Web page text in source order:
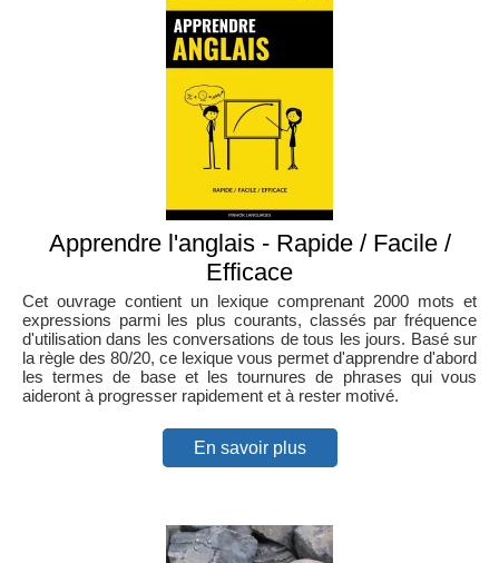
Apprendre l'anglais - Rapide / Facile /
Efficace
Cet ouvrage contient un lexique comprenant 2000 mots et
expressions parmi les plus courants, classés par fréquence
d'utilisation dans les conversations de tous les jours. Basé sur
la règle des 80/20, ce lexique vous permet d'apprendre d'abord
les termes de base et les tournures de phrases qui vous
aideront à progresser rapidement et à rester motivé.
En savoir plus